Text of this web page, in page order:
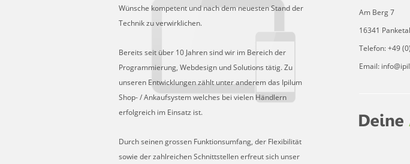
Wünsche kompetent und nach dem neuesten Stand der
Technik zu verwirklichen.
Bereits seit über 10 Jahren sind wir im Bereich der
Programmierung, Webdesign und Solutions tätig. Zu
unseren Entwicklungen zählt unter anderem das Ipilum
Shop- / Ankaufsystem welches bei vielen Händlern
erfolgreich im Einsatz ist.
Durch seinen grossen Funktionsumfang, der Flexibilität
sowie der zahlreichen Schnittstellen erfreut sich unser
Am Berg 7
16341 Panketal
Telefon: +49
Email: